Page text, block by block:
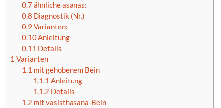
0.7ähnliche asanas:
0.8 Diagnostik (Nr.)
0.9 Varianten:
0.10Anleitung
0.11 Details
1 Varianten
1.1 mit gehobenem Bein
1.1.1 Anleitung
1.1.2 Details
1.2 mit vasisthasana-Bein